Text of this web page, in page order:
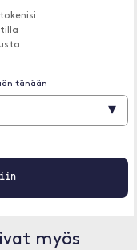
tänään
▾
myös